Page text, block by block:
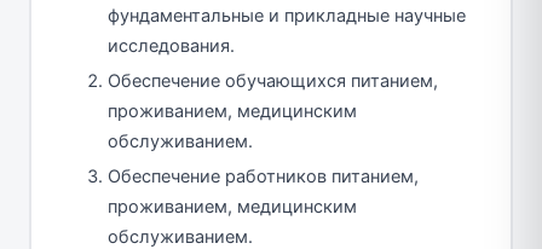
фундаментальные и прикладные научные
исследования.
Обеспечение обучающихся питанием,
проживанием, медицинским
обслуживанием.
Обеспечение работников питанием,
проживанием, медицинским
обслуживанием.